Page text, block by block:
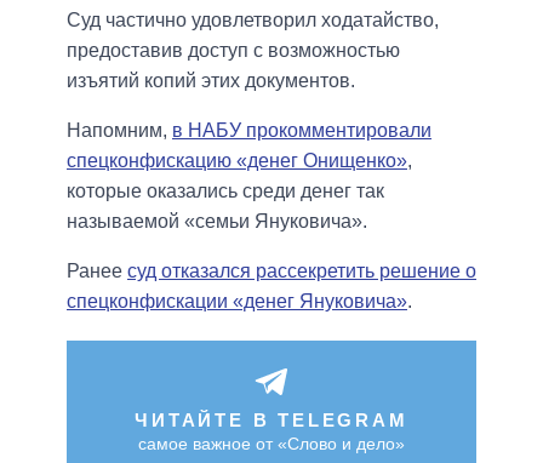
Суд частично удовлетворил ходатайство,
предоставив доступ с возможностью
изъятий копий этих документов.
Напомним, в НАБУ прокомментировали
спецконфискацию «денег Онищенко»,
которые оказались среди денег так
называемой «семьи Януковича».
Ранее суд отказался рассекретить решение о
спецконфискации «денег Януковича».
ЧИТАЙТЕ В TELEGRAM
самое важное от «Слово и дело»